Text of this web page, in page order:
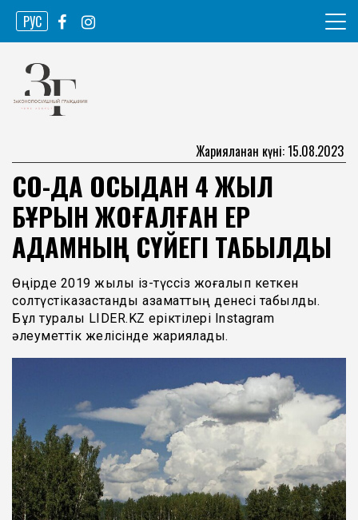
Skip
content
РУС
Законопослушный гражданин
Жарияланған күні: 15.08.2023
СҚО-ДА ОСЫДАН 4 ЖЫЛ
БҰРЫН ЖОҒАЛҒАН ЕР
АДАМНЫҢ СҮЙЕГІ ТАБЫЛДЫ
Өңірде 2019 жылы із-түссіз жоғалып кеткен
солтүстікқазақстандық азаматтың денесі табылды.
Бұл туралы LIDER.KZ еріктілері Instagram
әлеуметтік желісінде жариялады.